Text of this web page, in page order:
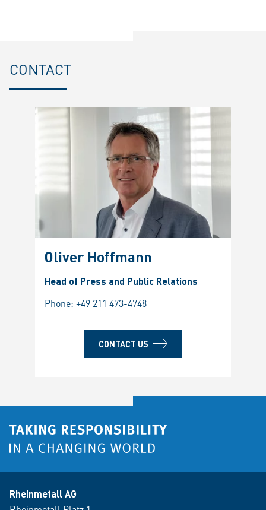
CONTACT
Oliver Hoffmann
Head of Press and Public Relations
Phone: +49 211 473-4748
CONTACT US
Rheinmetall AG